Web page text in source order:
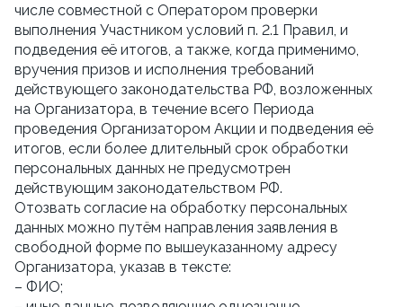
числе совместной с Оператором проверки
выполнения Участником условий п. 2.1 Правил, и
подведения её итогов, а также, когда применимо,
вручения призов и исполнения требований
действующего законодательства РФ, возложенных
на Организатора, в течение всего Периода
проведения Организатором Акции и подведения её
итогов, если более длительный срок обработки
персональных данных не предусмотрен
действующим законодательством РФ.
Отозвать согласие на обработку персональных
данных можно путём направления заявления в
свободной форме по вышеуказанному адресу
Организатора, указав в тексте:
– ФИО;